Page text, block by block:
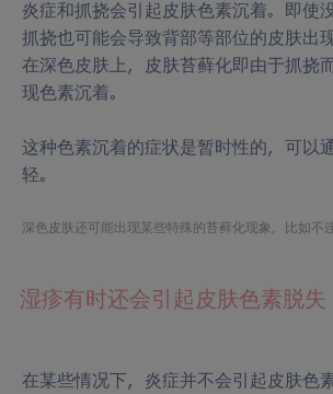
炎症和抓挠会引起皮肤色素沉着。即使
抓挠也可能会导致背部等部位的皮肤出
在深色皮肤上，皮肤苔藓化即由于抓挠
现色素沉着。
这种色素沉着的症状是暂时性的，可以
轻。
深色皮肤还可能出现某些特殊的苔藓化现象，比如不
湿疹有时还会引起皮肤色素脱失
在某些情况下，炎症并不会引起皮肤色